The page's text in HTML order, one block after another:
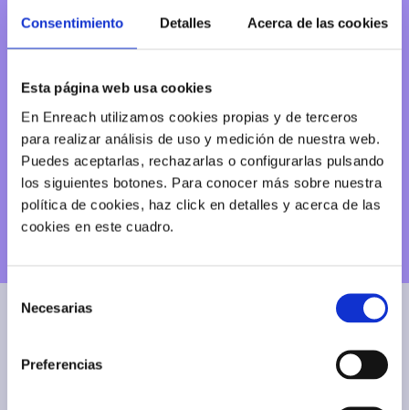
Consentimiento Detalles Acerca de las cookies
Esta página web usa cookies
En Enreach utilizamos cookies propias y de terceros
para realizar análisis de uso y medición de nuestra web.
Puedes aceptarlas, rechazarlas o configurarlas pulsando
los siguientes botones. Para conocer más sobre nuestra
política de cookies, haz click en detalles y acerca de las
cookies en este cuadro.
Necesarias
Preferencias
la eficiencia, facilitando la gestión de llamadas y
lo que realmente importa: cerrar negocios y
ofrecer un servicio de calidad.
SOLICITA INFORMACIÓN
ELIGE TU PLAN SMART MOBILE